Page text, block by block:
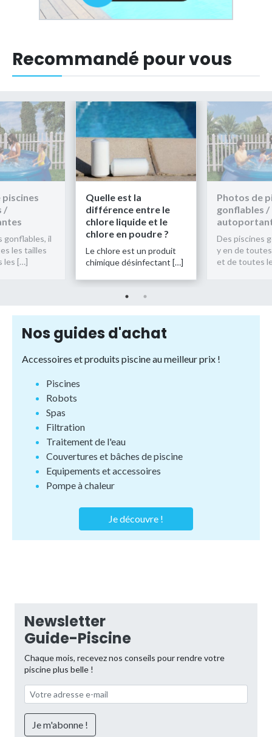
Recommandé pour vous
/
gonflables, il
les tailles
les […]
Quelle est la
différence entre le
chlore liquide et le
chlore en poudre ?
Le chlore est un produit
chimique désinfectant […]
Photos de
gonflables /
Des piscines
y en de
et de toutes
Nos guides d'achat
Accessoires et produits piscine au meilleur prix !
Piscines
Robots
Spas
Filtration
Traitement de l'eau
Couvertures et bâches de piscine
Equipements et accessoires
Pompe à chaleur
Je découvre !
Newsletter
Guide-Piscine
Chaque mois, recevez nos conseils pour rendre votre
piscine plus belle !